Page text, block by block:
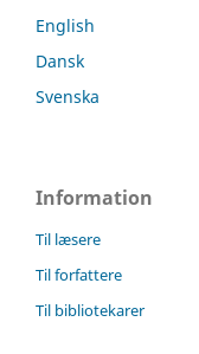
English
Dansk
Svenska
Information
Til læsere
Til forfattere
Til bibliotekarer